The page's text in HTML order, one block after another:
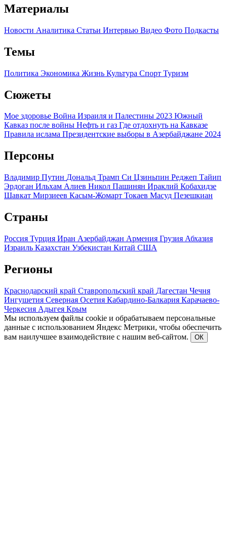
Материалы
Новости Аналитика Статьи Интервью Видео Фото Подкасты
Темы
Политика Экономика Жизнь Культура Спорт Туризм
Сюжеты
Мое здоровье Война Израиля и Палестины 2023 Южный
Кавказ после войны Нефть и газ Где отдохнуть на Кавказе
Правила ислама Президентские выборы в Азербайджане 2024
Персоны
Владимир Путин Дональд Трамп Си Цзиньпин Реджеп Тайип
Эрдоган Ильхам Алиев Никол Пашинян Ираклий Кобахидзе
Шавкат Мирзиеев Касым-Жомарт Токаев Масуд Пезешкиан
Страны
Россия Турция Иран Азербайджан Армения Грузия Абхазия
Израиль Казахстан Узбекистан Китай США
Регионы
Краснодарский край Ставропольский край Дагестан Чечня
Ингушетия Северная Осетия Кабардино-Балкария Карачаево-
Черкесия Адыгея Крым
Мы используем файлы cookie и обрабатываем персональные
данные с использованием Яндекс Метрики, чтобы обеспечить
вам наилучшее взаимодействие с нашим веб-сайтом.
ОК